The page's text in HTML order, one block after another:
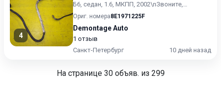
4
Б6, седан, 1.6, МКПП, 2002\nЗвоните,
спрашивайте то, ч...
Ориг. номера8E1971225F
Demontage Auto
1 отзыв
Санкт-Петербург
10 дней назад
На странице 30объяв. из 299